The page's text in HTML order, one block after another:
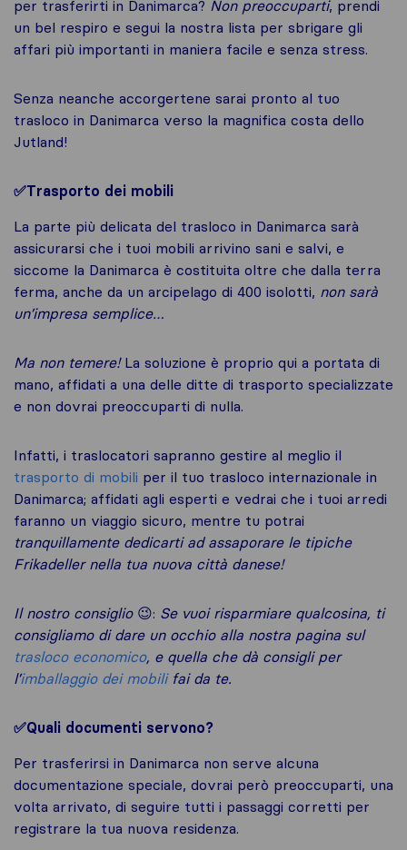
per trasferirti in Danimarca? Non preoccuparti, prendi
un bel respiro e segui la nostra lista per sbrigare gli
affari più importanti in maniera facile e senza stress.
Senza neanche accorgertene sarai pronto al tuo
trasloco in Danimarca verso la magnifica costa dello
Jutland!
✅Trasporto dei mobili
La parte più delicata del trasloco in Danimarca sarà
assicurarsi che i tuoi mobili arrivino sani e salvi, e
siccome la Danimarca è costituita oltre che dalla terra
ferma, anche da un arcipelago di 400 isolotti, non sarà
un’impresa semplice…
Ma non temere!La soluzione è proprio qui a portata di
mano, affidati a una delle ditte di trasporto specializzate
e non dovrai preoccuparti di nulla.
Infatti, i traslocatori sapranno gestire al meglio il
trasporto di mobili per il tuo trasloco internazionale in
Danimarca; affidati agli esperti e vedrai che i tuoi arredi
faranno un viaggio sicuro, mentre tu potrai
tranquillamente dedicarti ad assaporare le tipiche
Frikadeller nella tua nuova città danese!
Il nostro consiglio 😉: Se vuoi risparmiare qualcosina, ti
consigliamo di dare un occhio alla nostra pagina sul
trasloco economico, e quella che dà consigli per
l’imballaggio dei mobilifai da te.
✅Quali documenti servono?
Per trasferirsi in Danimarca non serve alcuna
documentazione speciale, dovrai però preoccuparti, una
volta arrivato, di seguire tutti i passaggi corretti per
registrare la tua nuova residenza.